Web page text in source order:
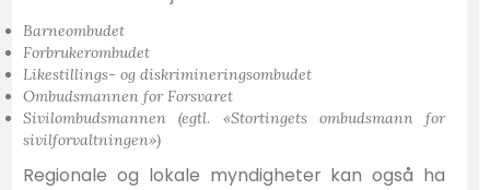
Barneombudet
Forbrukerombudet
Likestillings- og diskrimineringsombudet
Ombudsmannen for Forsvaret
Sivilombudsmannen(egtl. «Stortingets ombudsmann for
sivilforvaltningen»)
Regionale og lokale myndigheter kan også ha